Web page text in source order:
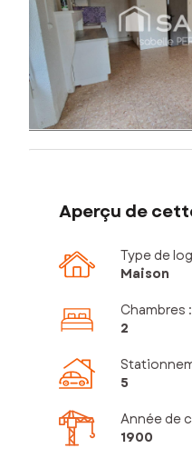
Aperçu de
Type de
Maison
Chambres :
2
5
Année de
1900